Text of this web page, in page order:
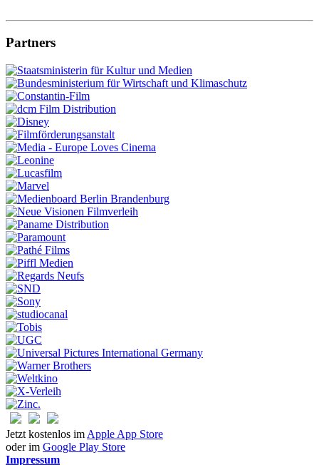
Partners
Jetzt kostenlos im Apple App Store
oder im Google Play Store
Impressum